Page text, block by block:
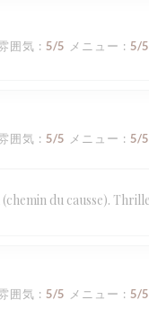
囲気 : 5/5 メニュー : 5/5
囲気 : 5/5 メニュー : 5/5
du causse).
囲気 : 5/5 メニュー : 5/5